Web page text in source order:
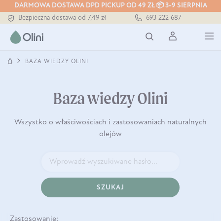
DARMOWA DOSTAWA DPD PICKUP OD 49 ZŁ 📦 3-9 SIERPNIA
Bezpieczna dostawa od 7,49 zł
Darmowa dostawa od 199 zł
Tłoczony zawsze na zimno
693 222 687
BAZA WIEDZY OLINI
Baza wiedzy Olini
Wszystko o właściwościach i zastosowaniach naturalnych
olejów
SZUKAJ
Zastosowanie: